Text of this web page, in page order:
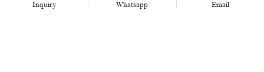
联系我们
Inquiry Whatsapp Email